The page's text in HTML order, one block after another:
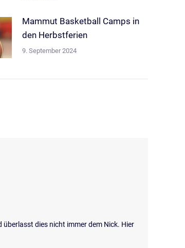
Mammut Basketball Camps in
den Herbstferien
9. September 2024
dies nicht immer dem Nick. Hier